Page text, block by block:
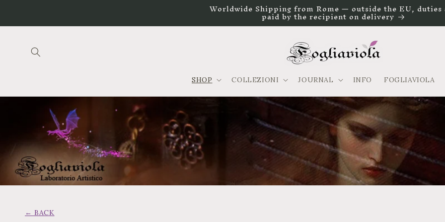
Worldwide Shipping from Rome — outside the EU, duties
paid by the recipient on delivery
SHOP COLLEZIONI JOURNAL INFO FOGLIAVIOLA
← BACK